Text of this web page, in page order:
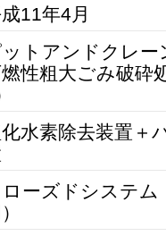
11年4月
ットアンドクレー
性粗大ごみ破
水素除去装置＋
ローズドシステム